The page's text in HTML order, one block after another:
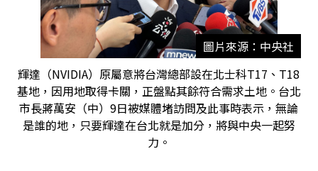
圖片來源：中央社
輝達（NVIDIA）原屬意將台灣總部設在北士科T17、T18
基地，因用地取得卡關，正盤點其餘符合需求土地。台北
市長蔣萬安（中）9日被媒體堵訪問及此事時表示，無論
是誰的地，只要輝達在台北就是加分，將與中央一起努
力。